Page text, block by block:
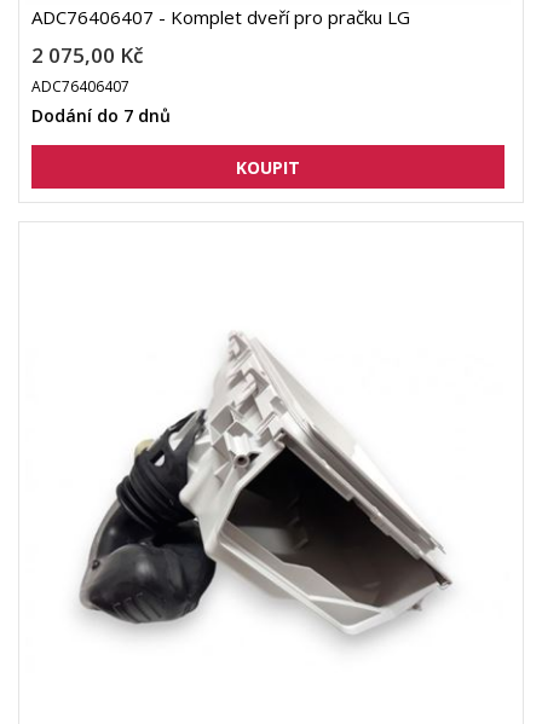
ADC76406407 - Komplet dveří pro pračku LG
2 075,00 Kč
ADC76406407
Dodání do 7 dnů